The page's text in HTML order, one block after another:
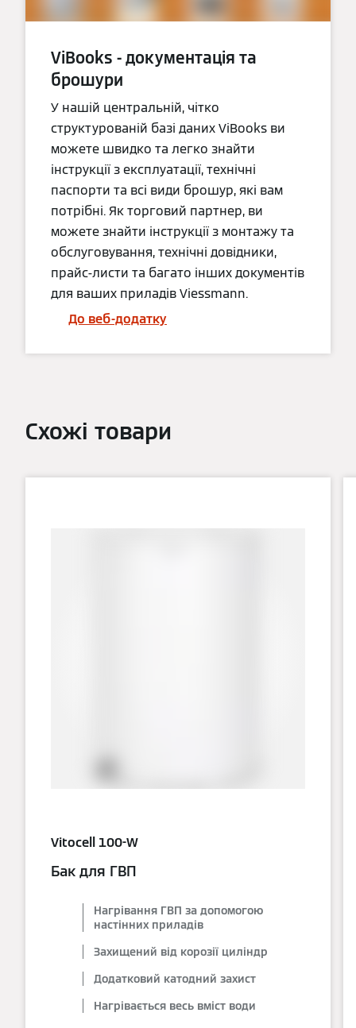
ViBooks - документація та
брошури
У нашій центральній, чітко
структурованій базі даних ViBooks ви
можете швидко та легко знайти
інструкції з експлуатації, технічні
паспорти та всі види брошур, які вам
потрібні. Як торговий партнер, ви
можете знайти інструкції з монтажу та
обслуговування, технічні довідники,
прайс-листи та багато інших документів
для ваших приладів Viessmann.
До веб-додатку
Схожі товари
Vitocell 100-W
Бак для ГВП
Нагрівання ГВП за допомогою
настінних приладів
Захищений від корозії циліндр
Додатковий катодний захист
Нагрівається весь вміст води